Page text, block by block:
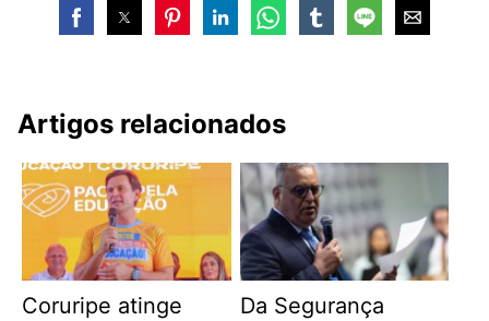
Artigos relacionados
Coruripe atinge
Da Segurança